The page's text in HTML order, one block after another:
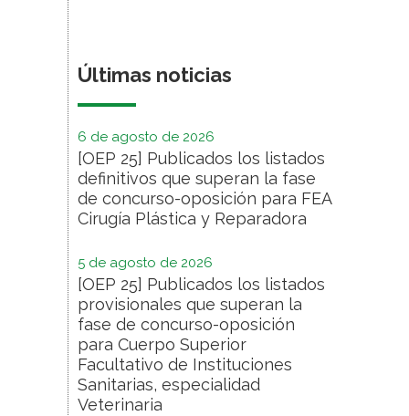
Últimas noticias
6 de agosto de 2026
[OEP 25] Publicados los listados
definitivos que superan la fase
de concurso-oposición para FEA
Cirugía Plástica y Reparadora
5 de agosto de 2026
[OEP 25] Publicados los listados
provisionales que superan la
fase de concurso-oposición
para Cuerpo Superior
Facultativo de Instituciones
Sanitarias, especialidad
Veterinaria